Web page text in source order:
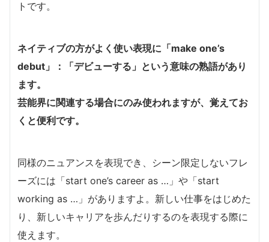
トです。
ネイティブの方がよく使い表現に「make one’s
debut」：「デビューする」という意味の熟語があり
ます。
芸能界に関連する場合にのみ使われますが、覚えてお
くと便利です。
同様のニュアンスを表現でき、シーン限定しないフレ
ーズには「start one’s career as …」や「start
working as …」がありますよ。新しい仕事をはじめた
り、新しいキャリアを歩んだりするのを表現する際に
使えます。